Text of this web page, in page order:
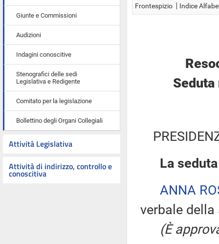
Giunte e Commissioni
Audizioni
Indagini conoscitive
Stenografici delle sedi
Legislativa e Redigente
Comitato per la legislazione
Bollettino degli Organi Collegiali
Attività Legislativa
Attività di indirizzo, controllo e
conoscitiva
Frontespizio Indice
La
ANNA
verbale
(È